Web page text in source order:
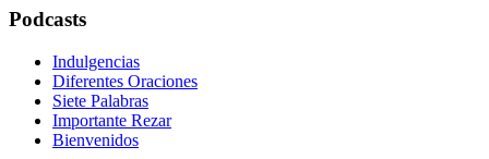
Podcasts
Indulgencias
Diferentes Oraciones
Siete Palabras
Importante Rezar
Bienvenidos